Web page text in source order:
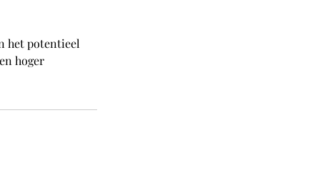
het potentieel
hoger